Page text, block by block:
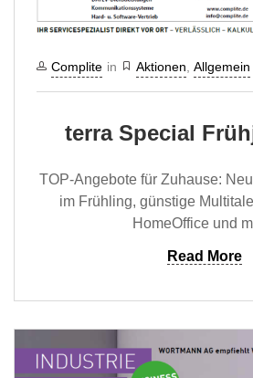
Complite in Aktionen Allgemein
terra Special
TOP-Angebote für Zuhause:
im Frühling, günstige
HomeOffice und
Read More